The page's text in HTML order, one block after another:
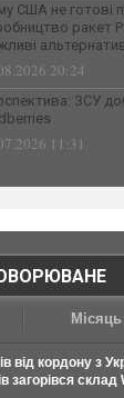
США не готові
ракет
20:24
ЗСУ
11:31
|
Місяць
від кордону з
загорівся